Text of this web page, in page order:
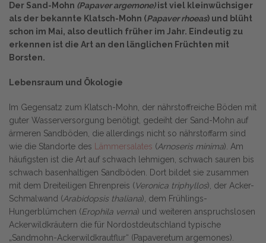
Der Sand-Mohn (Papaver argemone)ist viel kleinwüchsiger
als der bekannte Klatsch-Mohn (Papaver rhoeas) und blüht
schon im Mai, also deutlich früher im Jahr. Eindeutig zu
erkennen ist die Art an den länglichen Früchten mit
Borsten.
Lebensraum und Ökologie
Im Gegensatz zum Klatsch-Mohn, der nährstoffreiche Böden mit
guter Wasserversorgung benötigt, gedeiht der Sand-Mohn auf
ärmeren Sandböden, die allerdings nicht so nährstoffarm sind
wie die Standorte des
Lämmersalates (Arnoseris minima). Am
häufigsten ist die Art auf schwach lehmigen, schwach sauren bis
schwach basenhaltigen Sandböden. Dort bildet sie zusammen
mit dem Dreiteiligen Ehrenpreis (Veronica triphyllos), der Acker-
Schmalwand (Arabidopsis thaliana), dem Frühlings-
Hungerblümchen (Erophila verna) und weiteren anspruchslosen
Ackerwildkräutern die für Nordostdeutschland typische
„Sandmohn-Ackerwildkrautflur“ (Papaveretum argemones).